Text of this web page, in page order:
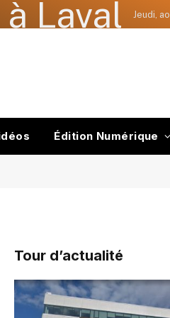
Laval Jeudi,
Édition Numérique
Tour d’actualité